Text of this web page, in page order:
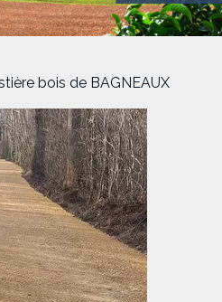
bois de BAGNEAUX